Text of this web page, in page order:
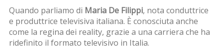
Quando parliamo di Maria De Filippi, nota conduttrice
e produttrice televisiva italiana. È conosciuta anche
come la regina dei reality, grazie a una carriera che ha
ridefinito il formato televisivo in Italia.